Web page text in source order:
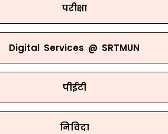
परीक्षा
Digital Services @ SRTMUN
पीईटी
निविदा